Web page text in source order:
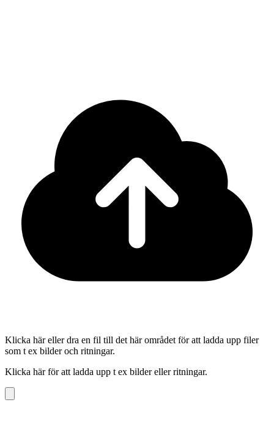
Klicka här eller dra en fil till det här området för att ladda upp filer
som t ex bilder och ritningar.
Klicka här för att ladda upp t ex bilder eller ritningar.